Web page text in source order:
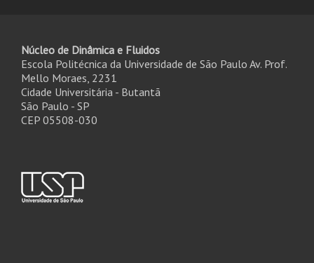
Núcleo de Dinâmica e Fluidos
Escola Politécnica da Universidade de São Paulo Av. Prof.
Mello Moraes, 2231
Cidade Universitária - Butantã
São Paulo - SP
CEP 05508-030